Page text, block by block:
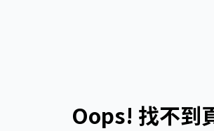
Oops! 找不到